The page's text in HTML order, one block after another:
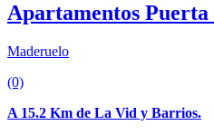
Apartamentos
Maderuelo
(0)
A 15.2 Km de La Vid y Barrios.